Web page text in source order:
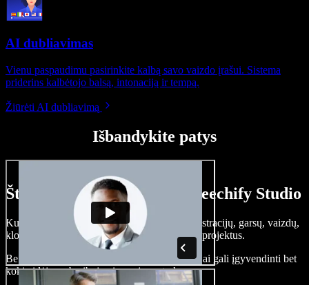
AI dubliavimas
Vienu paspaudimu pasirinkite kalbą savo vaizdo įrašui. Sistema
priderins kalbėtojo balsą, intonaciją ir tempą.
Žiūrėti AI dubliavimą
Išbandykite patys
Štai ką galite nuveikti su Speechify Studio
Kurkite įgarsinimus, pridėkite nemokamų iliustracijų, garsų, vaizdų,
klonuokite balsą – kurkite pilnus, įspūdingus projektus.
Be jokių mokymų ir viskas naršyklėje – kūrėjai gali įgyvendinti bet
kokią idėją, neberibojami senųjų metodų.